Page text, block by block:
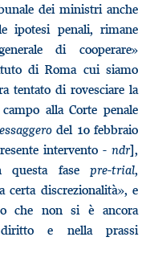
dei ministri anche
ipotesi penali, rimane
di cooperare»
di Roma cui siamo
tentato di rovesciare la
alla Corte penale
del 10 febbraio
intervento - ndr],
questa fasepre-trial,
certa discrezionalità», e
che non si è ancora
diritto e nella prassi